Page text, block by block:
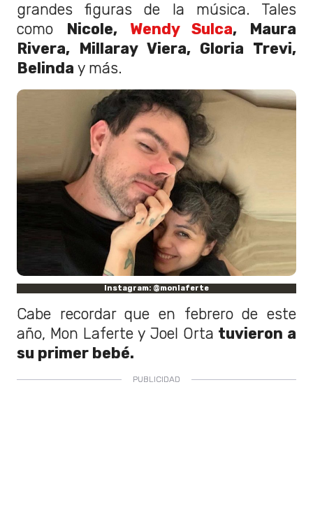
grandes figuras de la música. Tales
como Nicole, Wendy Sulca, Maura
Rivera, Millaray Viera, Gloria Trevi,
Belinda y más.
Instagram: @monlaferte
Cabe recordar que en febrero de este
año, Mon Laferte y Joel Orta tuvieron a
su primer bebé.